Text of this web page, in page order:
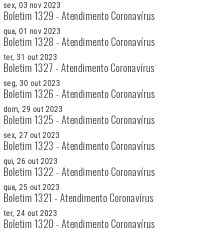
sex, 03 nov 2023
Boletim 1329 - Atendimento Coronavírus
qua, 01 nov 2023
Boletim 1328 - Atendimento Coronavírus
ter, 31 out 2023
Boletim 1327 - Atendimento Coronavírus
seg, 30 out 2023
Boletim 1326 - Atendimento Coronavírus
dom, 29 out 2023
Boletim 1325 - Atendimento Coronavírus
sex, 27 out 2023
Boletim 1323 - Atendimento Coronavírus
qui, 26 out 2023
Boletim 1322 - Atendimento Coronavírus
qua, 25 out 2023
Boletim 1321 - Atendimento Coronavírus
ter, 24 out 2023
Boletim 1320 - Atendimento Coronavírus